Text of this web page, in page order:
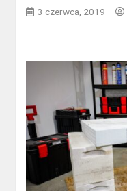
3 czerwca, 2019